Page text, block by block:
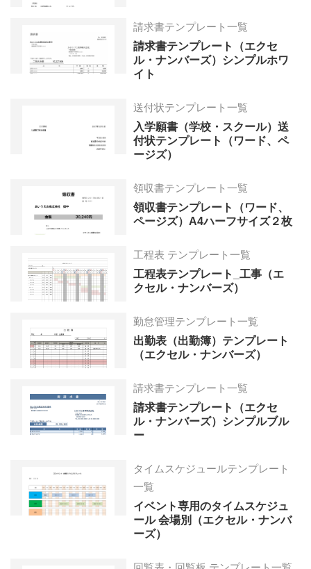
請求書テンプレート一覧
請求書テンプレート（エクセ
ル・ナンバーズ）シンプルホワ
イト
送付状テンプレート一覧
入学願書（学校・スクール）送
付状テンプレート（ワード、ペ
ージズ）
領収書テンプレート一覧
領収書テンプレート（ワード、
ページズ）A4ハーフサイズ２枚
工程表 テンプレート一覧
工程表テンプレート_工事（エ
クセル・ナンバーズ）
勤怠管理テンプレート一覧
出勤表（出勤簿）テンプレート
（エクセル・ナンバーズ）
請求書テンプレート一覧
請求書テンプレート（エクセ
ル・ナンバーズ）シンプルブル
ー
タイムスケジュールテンプレート
一覧
イベント専用のタイムスケジュ
ール 会場別（エクセル・ナンバ
ーズ）